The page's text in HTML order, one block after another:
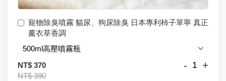
寵物除臭噴霧 貓尿、狗尿除臭 日本專利柿子單寧 真正
薰衣草香調
NT$ 370
NT$ 390
- +